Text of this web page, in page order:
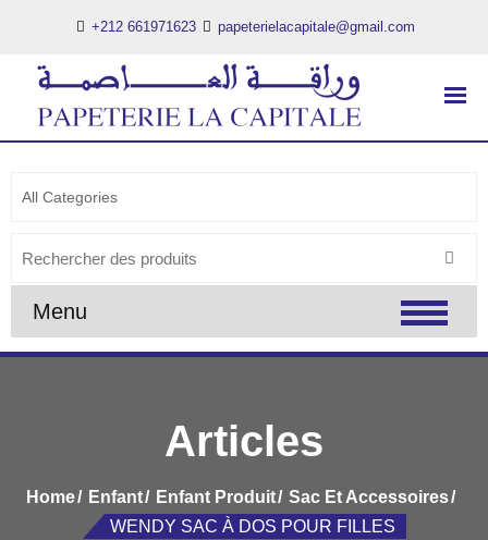
+212 661971623 papeterielacapitale@gmail.com
PAPETERIE LA CAPITALE
..:: PAPETERIE LA CAPITALE ::..
Menu
Articles
Home Enfant Enfant Produit
Sac Et Accessoires
WENDY SAC À DOS POUR FILLES